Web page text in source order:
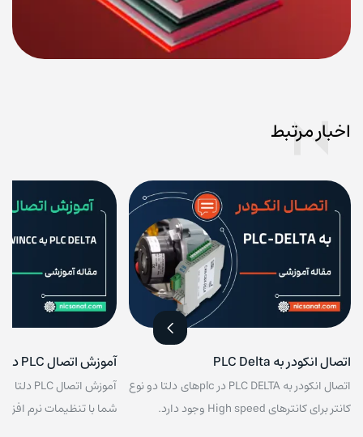
اخبار مرتبط
اتصال انکودر به PLC Delta
اتصال انکودر به PLC DELTA در plcهای دلتا دو نوع
کانتر برای کانترهای High speed وجود دارد.
آموزش اتصال PLC دلتا با WINCC
شما با تنظیمات نرم